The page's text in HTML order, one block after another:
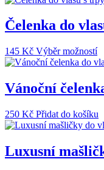
Čelenka do
145 Kč Výběr možností
lze
Vánoční
250 Kč Přidat do košíku
Luxusní